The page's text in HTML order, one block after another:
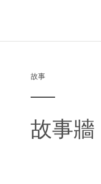
故事
故事牆